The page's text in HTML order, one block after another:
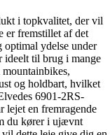
i topkvalitet, der vil
er fremstillet af det
optimal ydelse under
til brug i mange
og holdbart, hvilket
6901-2RS-
en fremragende
du kører i ujævnt